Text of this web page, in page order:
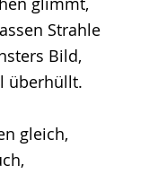
Strahle
Bild,
überhüllt.
gleich,